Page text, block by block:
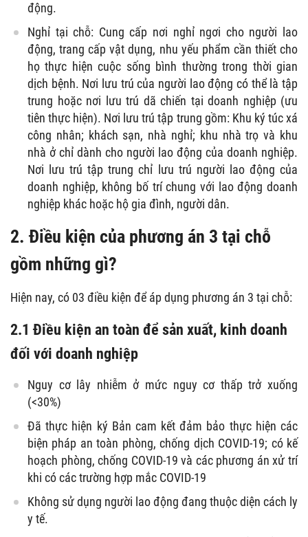
động.
Nghỉ tại chỗ: Cung cấp nơi nghỉ ngơi cho người lao
động, trang cấp vật dụng, nhu yếu phẩm cần thiết cho
họ thực hiện cuộc sống bình thường trong thời gian
dịch bệnh. Nơi lưu trú của người lao động có thể là tập
trung hoặc nơi lưu trú dã chiến tại doanh nghiệp (ưu
tiên thực hiện). Nơi lưu trú tập trung gồm: Khu ký túc xá
công nhân; khách sạn, nhà nghỉ; khu nhà trọ và khu
nhà ở chỉ dành cho người lao động của doanh nghiệp.
Nơi lưu trú tập trung chỉ lưu trú người lao động của
doanh nghiệp, không bố trí chung với lao động doanh
nghiệp khác hoặc hộ gia đình, người dân.
2. Điều kiện của phương án 3 tại chỗ
gồm những gì?
Hiện nay, có 03 điều kiện để áp dụng phương án 3 tại chỗ:
2.1 Điều kiện an toàn để sản xuất, kinh doanh
đối với doanh nghiệp
Nguy cơ lây nhiễm ở mức nguy cơ thấp trở xuống
(<30%)
Đã thực hiện ký Bản cam kết đảm bảo thực hiện các
biện pháp an toàn phòng, chống dịch COVID-19; có kế
hoạch phòng, chống COVID-19 và các phương án xử trí
khi có các trường hợp mắc COVID-19
Không sử dụng người lao động đang thuộc diện cách ly
y tế.